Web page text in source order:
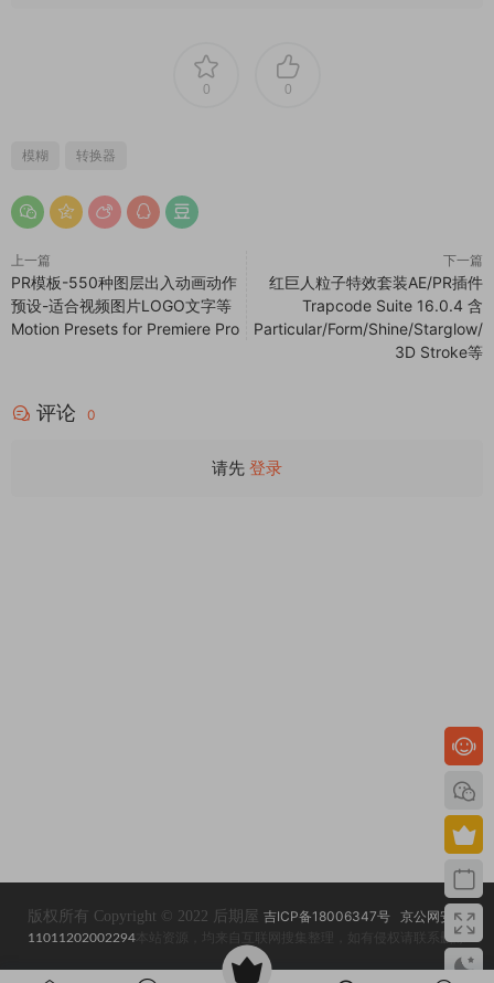
0 0
模糊 转换器
上一篇
PR模板-550种图层出入动画动作
预设-适合视频图片LOGO文字等
Motion Presets for Premiere Pro
下一篇
红巨人粒子特效套装AE/PR插件
Trapcode Suite 16.0.4 含
Particular/Form/Shine/Starglow/
3D Stroke等
评论 0
请先 登录
版权所有 Copyright © 2022 后期屋 吉ICP备18006347号
京公网安备
11011202002294 本站资源，均来自互联网搜集整理，如有侵权请联系删除